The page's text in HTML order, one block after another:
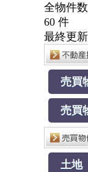
全物件数
60 件
最終更新
売買
売買
土地